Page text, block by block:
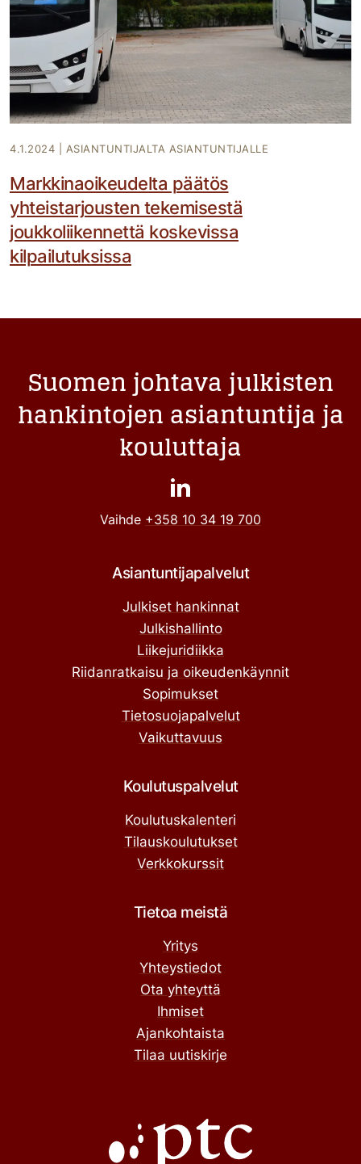
4.1.2024 ASIANTUNTIJALTA ASIANTUNTIJALLE
Markkinaoikeudelta päätös
yhteistarjousten tekemisestä
joukkoliikennettä koskevissa
kilpailutuksissa
Suomen johtava julkisten
hankintojen asiantuntija ja
kouluttaja
Vaihde +358 10 34 19 700
Asiantuntijapalvelut
Julkiset hankinnat
Julkishallinto
Liikejuridiikka
Riidanratkaisu ja oikeudenkäynnit
Sopimukset
Tietosuojapalvelut
Vaikuttavuus
Koulutuspalvelut
Koulutuskalenteri
Tilauskoulutukset
Verkkokurssit
Tietoa meistä
Yritys
Yhteystiedot
Ota yhteyttä
Ihmiset
Ajankohtaista
Tilaa uutiskirje